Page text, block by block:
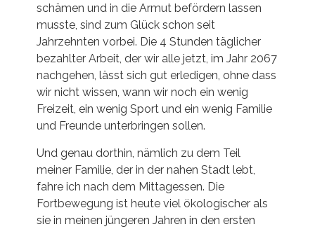
schämen und in die Armut befördern lassen
musste, sind zum Glück schon seit
Jahrzehnten vorbei. Die 4 Stunden täglicher
bezahlter Arbeit, der wir alle jetzt, im Jahr 2067
nachgehen, lässt sich gut erledigen, ohne dass
wir nicht wissen, wann wir noch ein wenig
Freizeit, ein wenig Sport und ein wenig Familie
und Freunde unterbringen sollen.
Und genau dorthin, nämlich zu dem Teil
meiner Familie, der in der nahen Stadt lebt,
fahre ich nach dem Mittagessen. Die
Fortbewegung ist heute viel ökologischer als
sie in meinen jüngeren Jahren in den ersten